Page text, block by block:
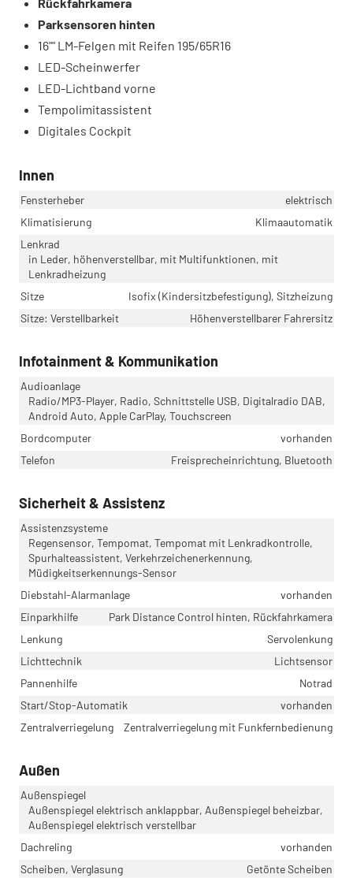
Parksensoren hinten
16"" LM-Felgen mit Reifen 195/65R16
LED-Scheinwerfer
LED-Lichtband vorne
Tempolimitassistent
Digitales Cockpit
Innen
Fensterheber
elektrisch
Klimatisierung
Klimaautomatik
Lenkrad
in Leder, höhenverstellbar, mit Multifunktionen, mit
Lenkradheizung
Sitze
Isofix (Kindersitzbefestigung), Sitzheizung
Sitze: Verstellbarkeit
Höhenverstellbarer Fahrersitz
Infotainment & Kommunikation
Audioanlage
Radio/MP3-Player, Radio, Schnittstelle USB, Digitalradio DAB,
Android Auto, Apple CarPlay, Touchscreen
Bordcomputer
vorhanden
Telefon
Freisprecheinrichtung, Bluetooth
Sicherheit & Assistenz
Assistenzsysteme
Regensensor, Tempomat, Tempomat mit Lenkradkontrolle,
Spurhalteassistent, Verkehrzeichenerkennung,
Müdigkeitserkennungs-Sensor
Diebstahl-Alarmanlage
vorhanden
Einparkhilfe
Park Distance Control hinten, Rückfahrkamera
Lenkung
Servolenkung
Lichttechnik
Lichtsensor
Pannenhilfe
Notrad
Start/Stop-Automatik
vorhanden
Zentralverriegelung
Zentralverriegelung mit Funkfernbedienung
Außen
Außenspiegel
Außenspiegel elektrisch anklappbar, Außenspiegel beheizbar,
Außenspiegel elektrisch verstellbar
Dachreling
vorhanden
Scheiben, Verglasung
Getönte Scheiben